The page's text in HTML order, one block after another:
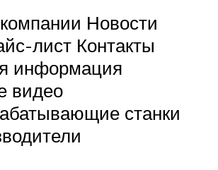
Новости
лист Контакты
информация
видео
станки